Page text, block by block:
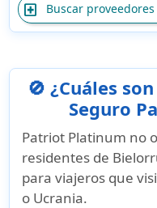
local_hospital Buscar
🚫 ¿Cuáles
Seguro
Patriot Platinum no
residentes de
para viajeros que
o Ucrania.